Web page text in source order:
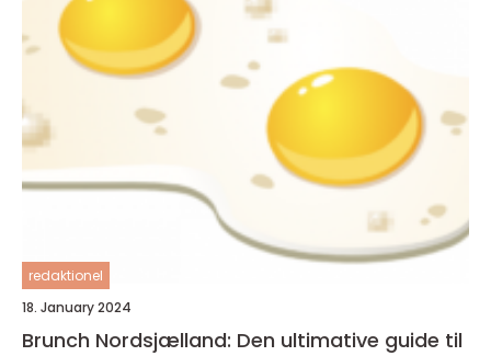
redaktionel
18. January 2024
Brunch Nordsjælland: Den ultimative guide til